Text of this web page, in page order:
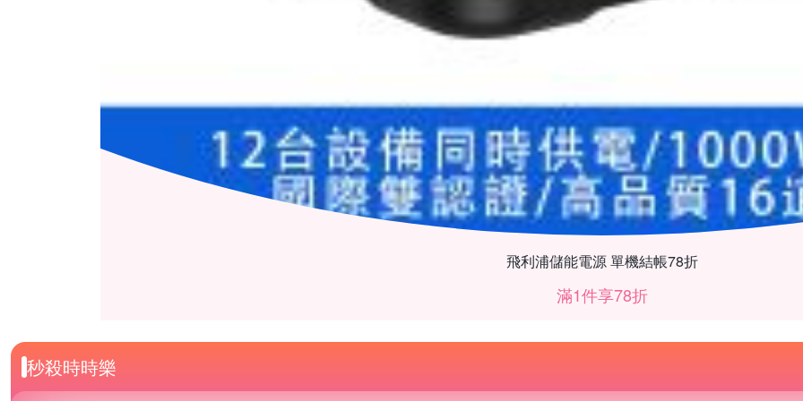
飛利浦儲能電源 單機結帳78折
滿1件享78折
秒殺時時樂